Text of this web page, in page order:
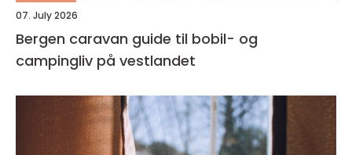
07. July 2026
Bergen caravan guide til bobil- og
campingliv på vestlandet